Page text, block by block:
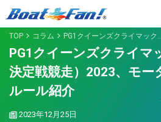
TOP コラム
PG1クイーンズクライマ
決定戦競走）2023、モー
ルール紹介
2023年12月25日